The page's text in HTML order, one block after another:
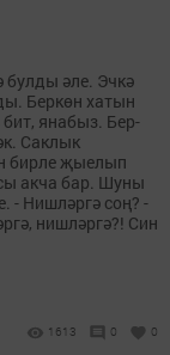
булды әле. Эчкә
Беркөн хатын
бит, янабыз. Бер-
Саклык
бирле җыелып
акча бар. Шуны
- Нишләргә соң? -
нишләргә?! Син
1613 0 0